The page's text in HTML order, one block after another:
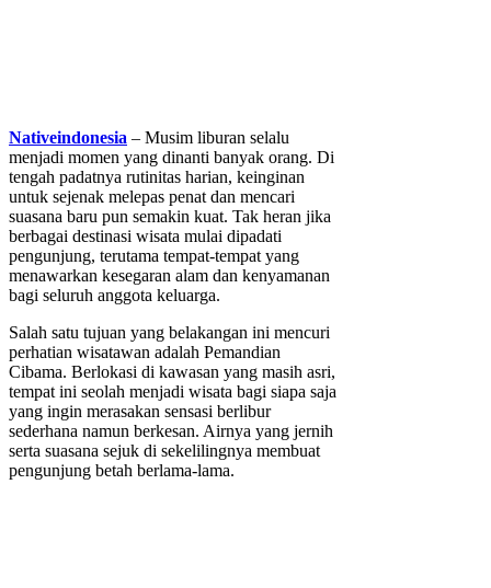
Nativeindonesia – Musim liburan selalu
menjadi momen yang dinanti banyak orang. Di
tengah padatnya rutinitas harian, keinginan
untuk sejenak melepas penat dan mencari
suasana baru pun semakin kuat. Tak heran jika
berbagai destinasi wisata mulai dipadati
pengunjung, terutama tempat-tempat yang
menawarkan kesegaran alam dan kenyamanan
bagi seluruh anggota keluarga.
Salah satu tujuan yang belakangan ini mencuri
perhatian wisatawan adalah Pemandian
Cibama. Berlokasi di kawasan yang masih asri,
tempat ini seolah menjadi wisata bagi siapa saja
yang ingin merasakan sensasi berlibur
sederhana namun berkesan. Airnya yang jernih
serta suasana sejuk di sekelilingnya membuat
pengunjung betah berlama-lama.